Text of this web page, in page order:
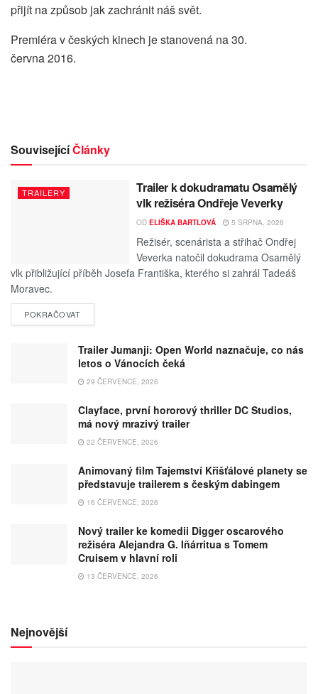
přijít na způsob jak zachránit náš svět.
Premiéra v českých kinech je stanovená na 30.
června 2016.
SouvisejícíČlánky
TRAILERY
Trailer k dokudramatu Osamělý
vlk režiséra Ondřeje Veverky
OD ELIŠKA BARTLOVÁ 5 SRPNA, 2026
Režisér, scenárista a střihač Ondřej
Veverka natočil dokudrama Osamělý
vlk přibližující příběh Josefa Františka, kterého si zahrál Tadeáš
Moravec.
POKRAČOVAT
Trailer Jumanji: Open World naznačuje, co nás
letos o Vánocích čeká
29 ČERVENCE, 2026
Clayface, první hororový thriller DC Studios,
má nový mrazivý trailer
22 ČERVENCE, 2026
Animovaný film Tajemství Křišťálové planety se
představuje trailerem s českým dabingem
16 ČERVENCE, 2026
Nový trailer ke komedii Digger oscarového
režiséra Alejandra G. Iñárritua s Tomem
Cruisem v hlavní roli
13 ČERVENCE, 2026
Nejnovější